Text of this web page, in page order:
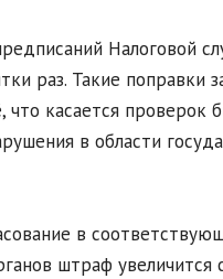
Налоговой
раз. Такие поправки
касается проверок
в области
в
штраф